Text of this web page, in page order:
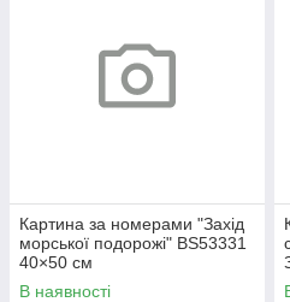
Картина за номерами "Захід
морської подорожі" BS53331
40×50 см
В наявності